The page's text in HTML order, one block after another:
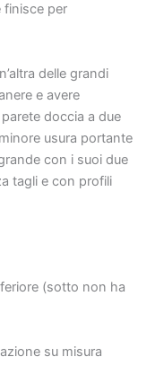
finisce per
delle grandi
e avere
doccia a due
usura portante
con i suoi due
tagli e con profili
(sotto non ha
su misura